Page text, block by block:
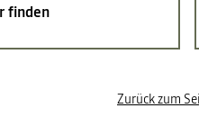
finden
Zurück zum